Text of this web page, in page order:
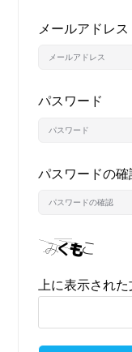
メールアドレス
パスワード
パスワードの確
上に表示された